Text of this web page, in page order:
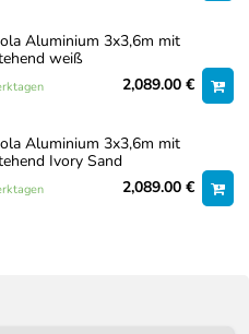
Aluminium 3x3,6m mit
weiß
2,089.00 €
Aluminium 3x3,6m mit
Ivory Sand
2,089.00 €